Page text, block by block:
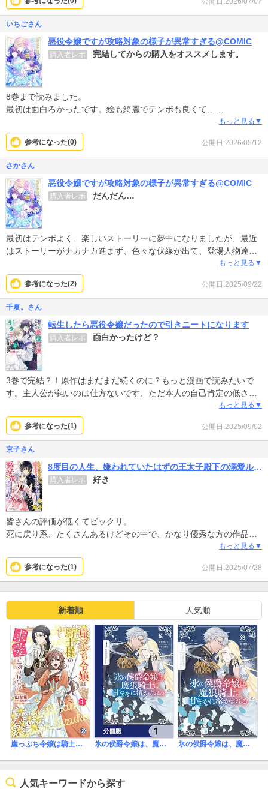
作画は綺麗ですし、ヒロイン、もう少しやっちゃえ〜と思うことも
ありますが、ザマァへの道程が外堀から埋められていく感じもあり
面白いです。４巻も楽しみです！
いちごさん
悪役令嬢ですが攻略対象の様子が異常すぎる@COMIC
購入者レポ 完結してからの購入をオススメします。
8巻まで読みました。
最初は面白ろかったです。絵も綺麗でテンポも良くて…
しかし、ダラダラと話が長く展開も遅くなって今はもう、完結して
最後だけ見ればいいかな。
なにより今の時点でハッピーEND要素がなく読んでいて退屈。もう
少しミスティアのドキドキ要素があればね…
伏線回収して、どうやって誰とハッピーENDになるんだろ？今のと
ころ全く誰とも恋愛要素ないんだけど…
完結して最終話見て続きの購入を決めます。
もっと見る▼
公開日:2026/05/12
参考になった(0)
さかさん
悪役令嬢ですが攻略対象の様子が異常すぎる@COMIC
購入者レポ だんだん…
最初はテンポよく、楽しいストーリーに夢中になりましたが、最近
はストーリーがナカナカ進まず、色々な伏線が出て、登場人物達と
の触れ合いもミスティ1人の妄想の世界の話？とまで、思うようにな
ってしまいました笑
結局、何をゴールとしてるのか。ミスティの被害妄想は、そろそろ
治るのか？ゆっくり見守って行きたいと思いますm(_ _)m
もっと見る▼
公開日:2025/09/22
参考になった(2)
千夏。さん
転生したら悪役令嬢だったので引きニートになります
購入者レポ 面白かったけど？
3巻で完結？！原作はまだまだ続くのに？もっと漫画で読みたいで
す。主人公が鈍いのは仕方ないです、ただ本人の自己肯定の低さ心
の声、聞き飽きた感はあります。だから敢えてそこは描き過ぎず続
きを描いてほしい。これからもっと話が面白くなっていくのに…漫
画で読めないのがとても残念！
もっと見る▼
公開日:2025/09/02
参考になった(1)
京子さん
8度目の人生、嫌われていたはずの王太子殿下の溺愛ルートにはまりました～お飾り側妃なのでどうぞお構いなく～
購入者レポ 好き
皆さんの評価が低くてビックリ。
死に戻り系、たくさんあるけどその中で、かなり優秀な方の作品だ
と思います。ヒロインや王太子の心情の変化の描写が良い。聖獣も
かわいくて好き。
ぶりっ子なヒロインの作品が多い中、辛辣な言葉もハッキリ使う今
回のヒロイン、好き。
あるのが残念。もっと丁寧に描いてほしかったです。
それでも星は５つです。
もっと見る▼
公開日:2025/07/28
参考になった(1)
新着順 人気順
崖っぷち令嬢は騎士様の求愛に気づかない 氷の侯爵令嬢は、魔狼騎士に甘やかに溶かされる【分冊版】 氷の侯爵令嬢は、魔狼騎士に甘やかに溶かされる
人気キーワードから探す